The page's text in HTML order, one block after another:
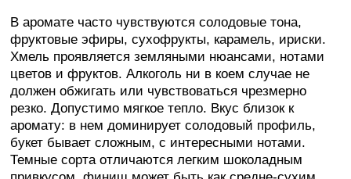
В аромате часто чувствуются солодовые тона,
фруктовые эфиры, сухофрукты, карамель, ириски.
Хмель проявляется земляными нюансами, нотами
цветов и фруктов. Алкоголь ни в коем случае не
должен обжигать или чувствоваться чрезмерно
резко. Допустимо мягкое тепло. Вкус близок к
аромату: в нем доминирует солодовый профиль,
букет бывает сложным, с интересными нотами.
Темные сорта отличаются легким шоколадным